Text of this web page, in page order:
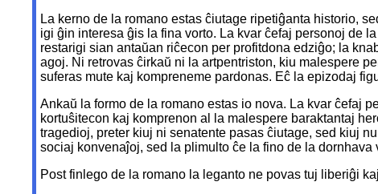
La kerno de la romano estas ĉiutage ripetiĝanta historio,
igi ĝin interesa ĝis la fina vorto. La kvar ĉefaj personoj de
restarigi sian antaŭan riĉecon per profitdona edziĝo; la
agoj. Ni retrovas ĉirkaŭ ni la artpentriston, kiu malespere
suferas mute kaj kompreneme pardonas. Eĉ la epizodaj
Ankaŭ la formo de la romano estas io nova. La kvar ĉefaj
kortuŝitecon kaj komprenon al la malespere baraktantaj
tragedioj, preter kiuj ni senatente pasas ĉiutage, sed kiuj
sociaj konvenaĵoj, sed la plimulto ĉe la fino de la
Post finlego de la romano la leganto ne povas tuj liberiĝi